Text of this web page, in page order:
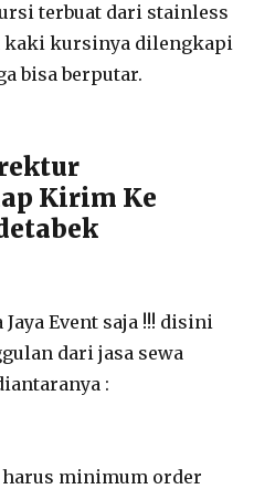
terbuat dari stainless
kaki kursinya dilengkapi
bisa berputar.
Kirim Ke
Jaya Event saja !!! disini
dari jasa sewa
:
harus minimum order